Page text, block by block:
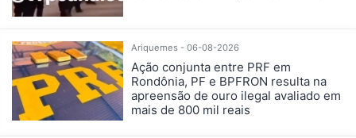
Ariquemes - 06-08-2026
Ação conjunta entre PRF em
Rondônia, PF e BPFRON resulta na
apreensão de ouro ilegal avaliado em
mais de 800 mil reais